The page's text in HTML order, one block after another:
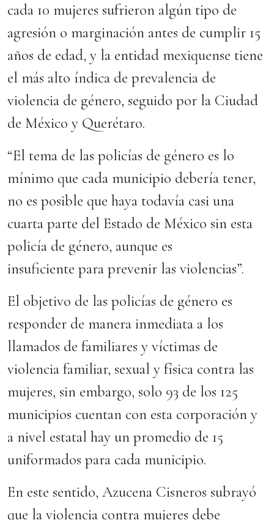
cada 10 mujeres sufrieron algún tipo de
agresión o marginación antes de cumplir 15
años de edad, y la entidad mexiquense tiene
el más alto índica de prevalencia de
violencia de género, seguido por la Ciudad
de México y Querétaro.
“El tema de las policías de género es lo
mínimo que cada municipio debería tener,
no es posible que haya todavía casi una
cuarta parte del Estado de México sin esta
policía de género, aunque es
insuficiente para prevenir las violencias”.
El objetivo de las policías de género es
responder de manera inmediata a los
llamados de familiares y víctimas de
violencia familiar, sexual y física contra las
mujeres, sin embargo, solo 93 de los 125
municipios cuentan con esta corporación y
a nivel estatal hay un promedio de 15
uniformados para cada municipio.
En este sentido, Azucena Cisneros subrayó
que la violencia contra mujeres debe